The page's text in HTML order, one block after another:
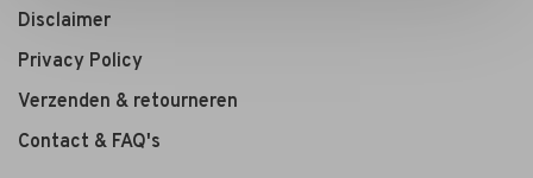
Disclaimer
Privacy Policy
Verzenden & retourneren
Contact & FAQ's